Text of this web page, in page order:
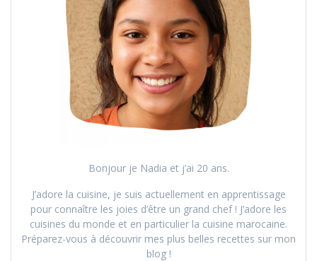
Bonjour je Nadia et j’ai 20 ans.
J’adore la cuisine, je suis actuellement en apprentissage
pour connaître les joies d’être un grand chef ! J’adore les
cuisines du monde et en particulier la cuisine marocaine.
Préparez-vous à découvrir mes plus belles recettes sur mon
blog !